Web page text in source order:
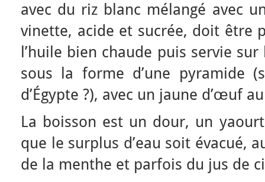
avec du riz blanc mélangé avec
vinette, acide et sucrée, doit être
l’huile bien chaude puis servie
sous la forme d’une pyramide
d’Égypte ?), avec un jaune d’œuf
La boisson est un dour, un
que le surplus d’eau soit évacué,
de la menthe et parfois du jus de